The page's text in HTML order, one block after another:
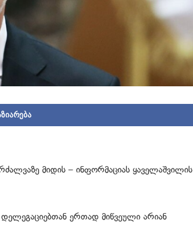
მიდის – ინფორმაციას ყაველაშვილის
ერთად მიწვეული არიან